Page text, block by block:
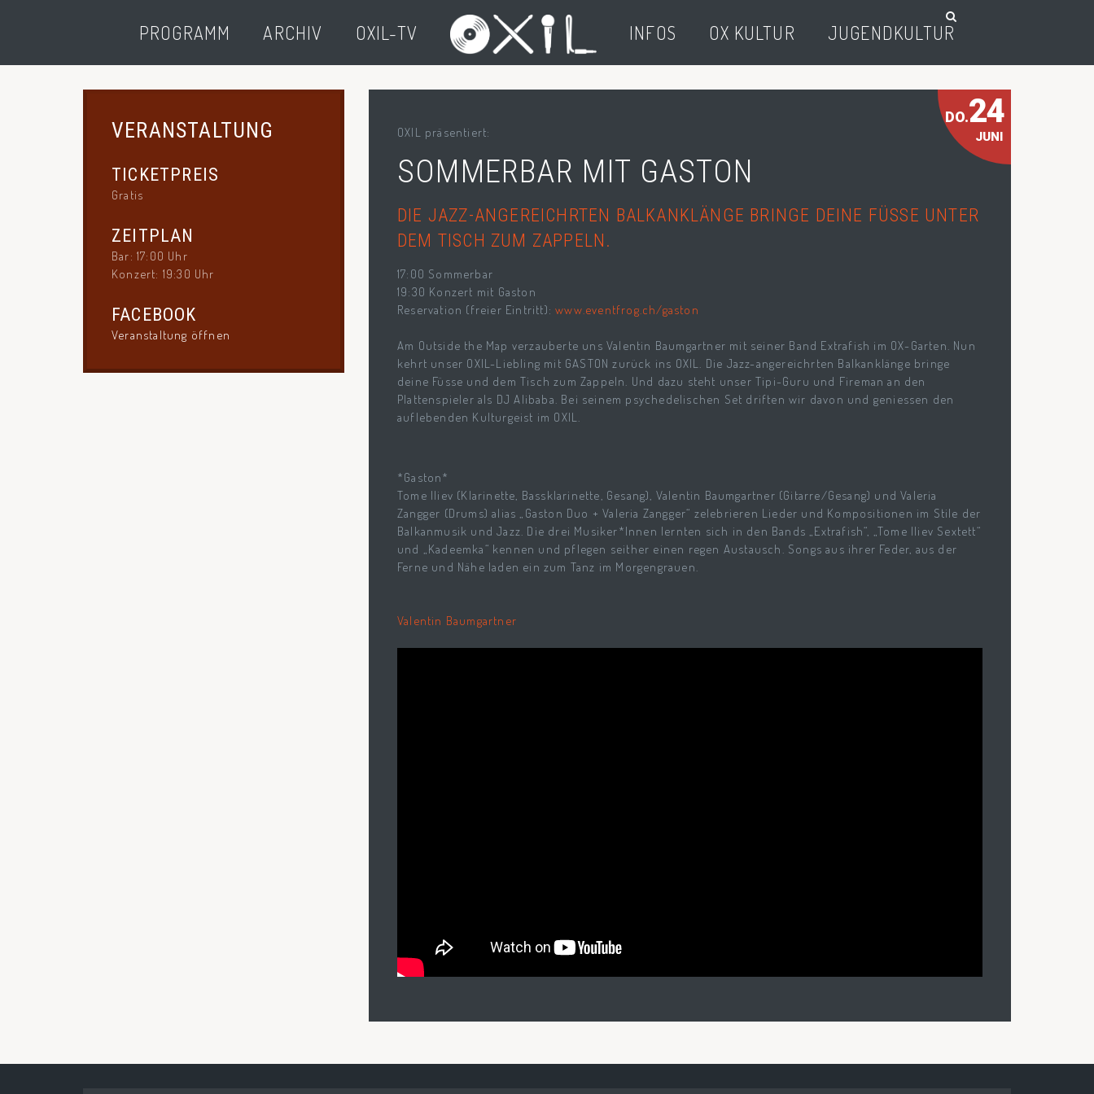
PROGRAMM ARCHIV OXIL-TV INFOS OX KULTUR JUGENDKULTUR
DO.24
JUNI
OXIL präsentiert:
SOMMERBAR MIT GASTON
DIE JAZZ-ANGEREICHRTEN BALKANKLÄNGE BRINGE DEINE FÜSSE UNTER
DEM TISCH ZUM ZAPPELN.
17:00 Sommerbar
19:30 Konzert mit Gaston
Reservation (freier Eintritt):www.eventfrog.ch/gaston
Am Outside the Map verzauberte uns Valentin Baumgartner mit seiner Band Extrafish im OX-Garten. Nun
kehrt unser OXIL-Liebling mit GASTON zurück ins OXIL. Die Jazz-angereichrten Balkanklänge bringe
deine Füsse und dem Tisch zum Zappeln. Und dazu steht unser Tipi-Guru und Fireman an den
Plattenspieler als DJAlibaba. Bei seinem psychedelischen Set driften wir davon und geniessen den
auflebenden Kulturgeist im OXIL.
*Gaston*
Tome Iliev (Klarinette, Bassklarinette, Gesang), Valentin Baumgartner (Gitarre/Gesang) und Valeria
Zangger (Drums) alias „Gaston Duo + Valeria Zangger“ zelebrieren Lieder und Kompositionen im Stile der
Balkanmusik und Jazz. Die drei Musiker*Innen lernten sich in den Bands „Extrafish“, „Tome Iliev Sextett“
und „Kadeemka“ kennen und pflegen seither einen regen Austausch. Songs aus ihrer Feder, aus der
Ferne und Nähe laden ein zum Tanz im Morgengrauen.
Valentin Baumgartner
VERANSTALTUNG
TICKETPREIS
Gratis
ZEITPLAN
Bar: 17:00 Uhr
Konzert: 19:30 Uhr
FACEBOOK
Veranstaltung öffnen